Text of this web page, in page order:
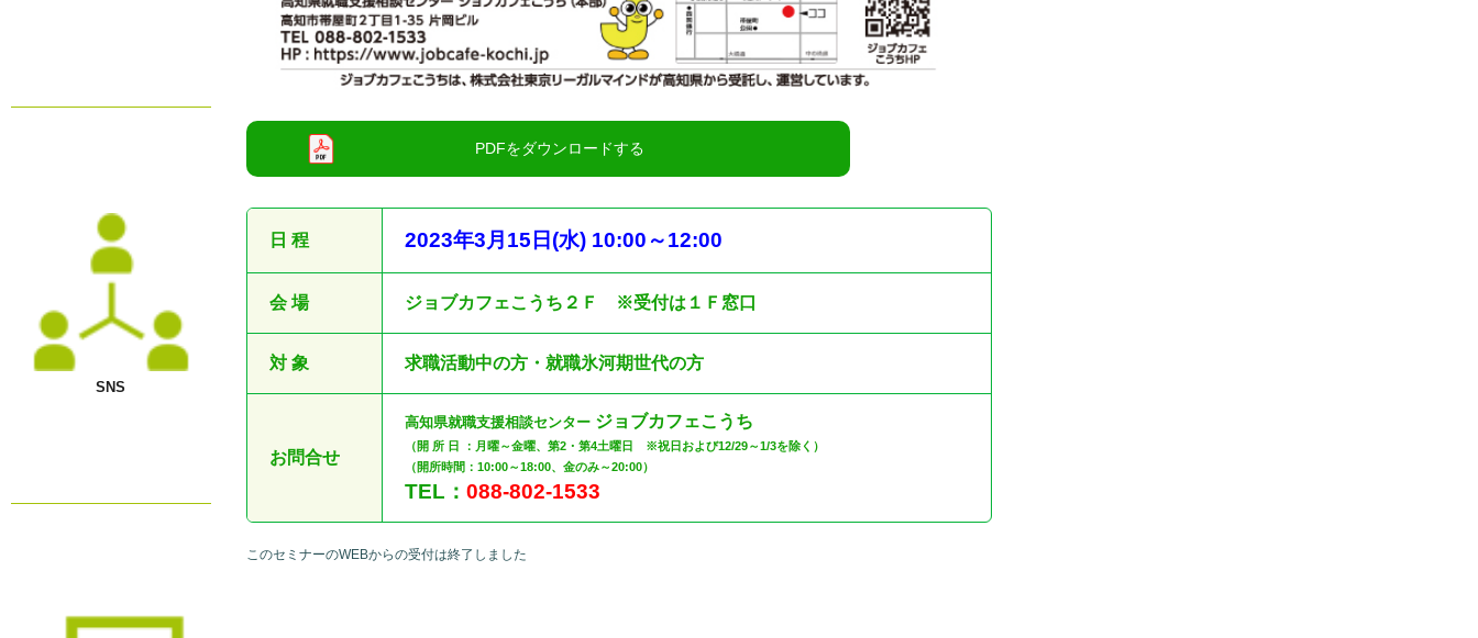
SNS
日 程 2023年3月15 日 (水) 10:00 ～12:00
会 場 ジョブカフェこうち２Ｆ ※受付は１Ｆ窓口
対 象 求職活動中の方・就職氷河期世代の方
お問合せ
高知県就職支援相談センター ジョブカフェこうち
（開 所 日 ：月曜～金曜、第2・第4土曜日 ※祝日および12/29～1/3を除く）
（開所時間：10:00～18:00、金のみ～20:00）
TEL：088-802-1533
このセミナーのWEBからの受付は終了しました